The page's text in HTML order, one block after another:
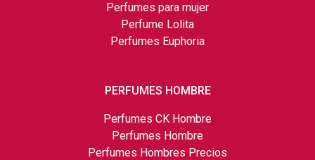
Perfumes para mujer
Perfume Lolita
Perfumes Euphoria
PERFUMES HOMBRE
Perfumes CK Hombre
Perfumes Hombre
Perfumes Hombres Precios